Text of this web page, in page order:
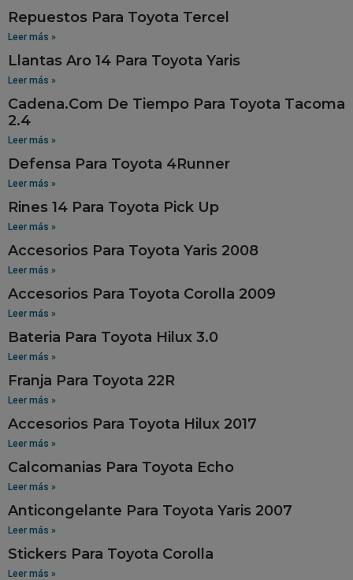
Repuestos Para Toyota Tercel
Leer más »
Llantas Aro 14 Para Toyota Yaris
Leer más »
Cadena.Com De Tiempo Para Toyota Tacoma
2.4
Leer más »
Defensa Para Toyota 4Runner
Leer más »
Rines 14 Para Toyota Pick Up
Leer más »
Accesorios Para Toyota Yaris 2008
Leer más »
Accesorios Para Toyota Corolla 2009
Leer más »
Bateria Para Toyota Hilux 3.0
Leer más »
Franja Para Toyota 22R
Leer más »
Accesorios Para Toyota Hilux 2017
Leer más »
Calcomanias Para Toyota Echo
Leer más »
Anticongelante Para Toyota Yaris 2007
Leer más »
Stickers Para Toyota Corolla
Leer más »